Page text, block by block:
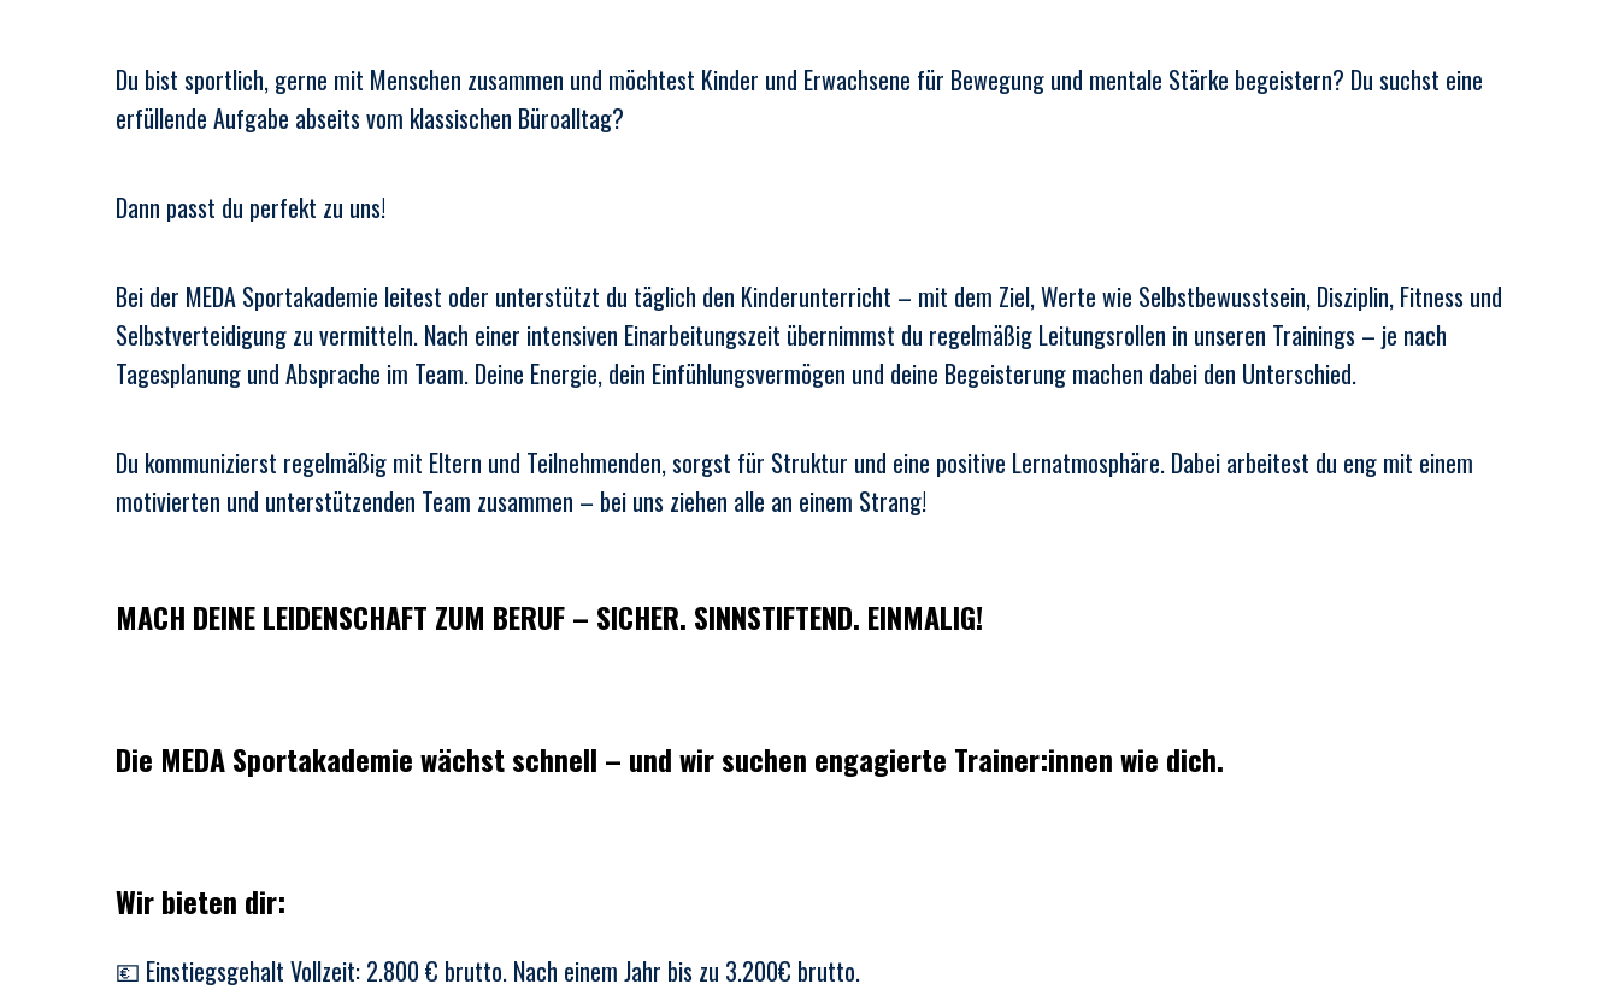
Du bist sportlich, gerne mit Menschen zusammen und möchtest Kinder und Erwachsene für Bewegung und mentale Stärke begeistern? Du suchst eine
erfüllende Aufgabe abseits vom klassischen Büroalltag?
Dann passt du perfekt zu uns!
Bei der MEDA Sportakademie leitest oder unterstützt du täglich den Kinderunterricht – mit dem Ziel, Werte wie Selbstbewusstsein, Disziplin, Fitness und
Selbstverteidigung zu vermitteln. Nach einer intensiven Einarbeitungszeit übernimmst du regelmäßig Leitungsrollen in unseren Trainings – je nach
Tagesplanung und Absprache im Team. Deine Energie, dein Einfühlungsvermögen und deine Begeisterung machen dabei den Unterschied.
Du kommunizierst regelmäßig mit Eltern und Teilnehmenden, sorgst für Struktur und eine positive Lernatmosphäre. Dabei arbeitest du eng mit einem
motivierten und unterstützenden Team zusammen – bei uns ziehen alle an einem Strang!
MACH DEINE LEIDENSCHAFT ZUM BERUF – SICHER. SINNSTIFTEND. EINMALIG!
Die MEDA Sportakademie wächst schnell – und wir suchen engagierte Trainer:innen wie dich.
Wir bieten dir:
💶 Einstiegsgehalt Vollzeit: 2.800 € brutto. Nach einem Jahr bis zu 3.200€ brutto.